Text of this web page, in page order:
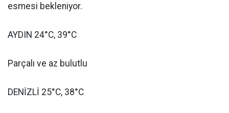
esmesi bekleniyor.
AYDIN 24°C, 39°C
Parçalı ve az bulutlu
DENİZLİ 25°C, 38°C